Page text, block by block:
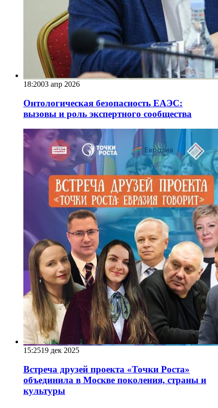
18:2003 апр 2026
Онтологическая безопасность ЕАЭС:
вызовы и роль экспертного сообщества
15:2519 дек 2025
Встреча друзей проекта «Точки Роста»
объединила в Москве поколения, страны и
культуры